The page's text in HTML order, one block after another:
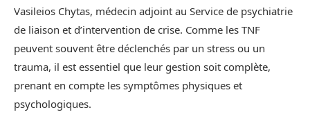
Vasileios Chytas, médecin adjoint au Service de psychiatrie
de liaison et d’intervention de crise. Comme les TNF
peuvent souvent être déclenchés par un stress ou un
trauma, il est essentiel que leur gestion soit complète,
prenant en compte les symptômes physiques et
psychologiques.